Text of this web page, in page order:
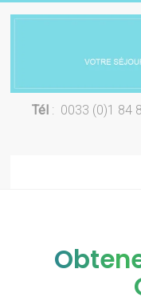
Chirurgie
Tél: 0033 (0)1 84